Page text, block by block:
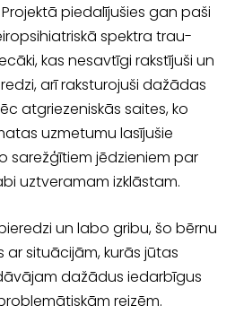
piedalījušies gan paši
spektra trau­
kas nesavtīgi rakstījuši un
arī raksturojuši dažādas
atgriezeniskās saites, ko
uzmetumu lasījušie
sarežģītiem jēdzie­niem par
uztveramam izklāstam.
un labo gribu, šo bērnu
ar situācijām, kurās jūtas
dažādus iedarbīgus
reizēm.